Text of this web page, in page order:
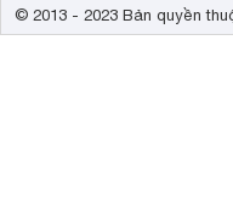
© 2013 - 2023 Bản quyền